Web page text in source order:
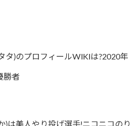
タ)のプロフィールWIKIは?2020年
勝者